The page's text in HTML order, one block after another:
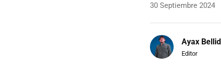
30 Septiembre 2024
Ayax
Editor